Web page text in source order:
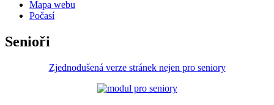
Mapa webu
Počasí
Senioři
Zjednodušená verze stránek nejen pro seniory